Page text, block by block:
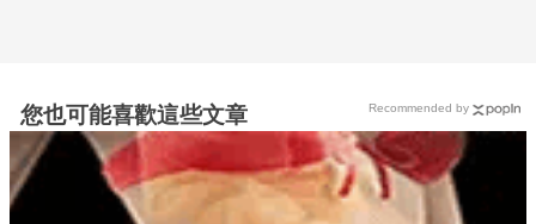
您也可能喜歡這些文章 Recommended by